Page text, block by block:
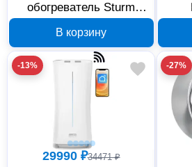
обогреватель Sturm
В корзину
-13%
29990 ₽34471 ₽
-27%